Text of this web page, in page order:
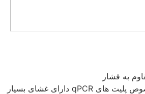
به فشار
سیل روکش مخصوص پلیت های qPCR دارای غشای بسیار